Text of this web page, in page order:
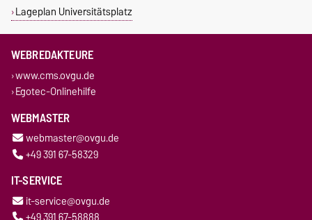
Lageplan Universitätsplatz
WEBREDAKTEURE
www.cms.ovgu.de
Egotec-Onlinehilfe
WEBMASTER
webmaster@ovgu.de
+49 391 67-58329
IT-SERVICE
it-service@ovgu.de